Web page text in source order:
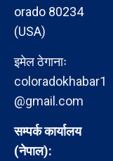
orado 80234
(USA)
इमेल ठेगानाः
coloradokhabar1
@gmail.com
सम्पर्क कार्यालय
(नेपाल):